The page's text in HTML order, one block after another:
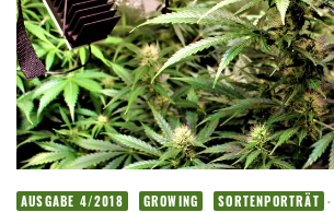
AUSGABE 4/2018 GROWING SORTENPORTRÄT ·